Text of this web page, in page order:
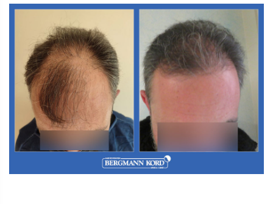
M3. FUT-Haartransplantation